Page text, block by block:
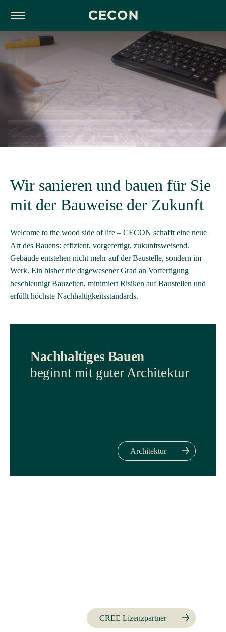
Wir sanieren und bauen für Sie
mit der Bauweise der Zukunft
Welcome to the wood side of life – CECON schafft eine neue
Art des Bauens: effizient, vorgefertigt, zukunftsweisend.
Gebäude entstehen nicht mehr auf der Baustelle, sondern im
Werk. Ein bisher nie dagewesener Grad an Vorfertigung
beschleunigt Bauzeiten, minimiert Risiken auf Baustellen und
erfüllt höchste Nachhaltigkeitsstandards.
Nachhaltiges Bauen
beginnt mit guter Architektur
Architektur
CREE Lizenzpartner